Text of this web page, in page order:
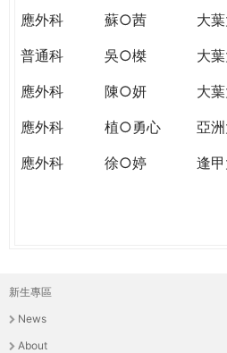
應外科
蘇○茜
大
普通科
吳○榤
大
應外科
陳○妍
大
應外科
植○勇心
亞
應外科
徐○婷 逢
主
選
新生專區
News
About